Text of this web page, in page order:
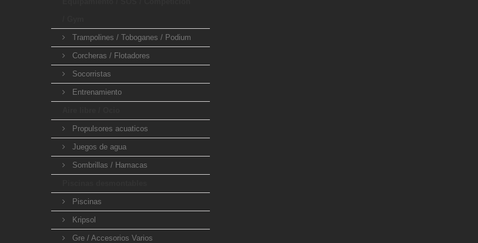
Trampolines / Toboganes / Podium
Corcheras / Flotadores
Socorristas
Entrenamiento
Propulsores acuaticos
Juegos de agua
Sombrillas / Hamacas
Piscinas
Kripsol
Gre / Accesorios Varios